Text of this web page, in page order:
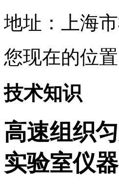
地址：上海
您现在的位置
技术知识
高速组织
实验室仪器